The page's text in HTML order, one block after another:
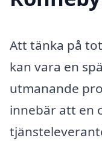
Att tänka på
kan vara en
utmanande
innebär att en